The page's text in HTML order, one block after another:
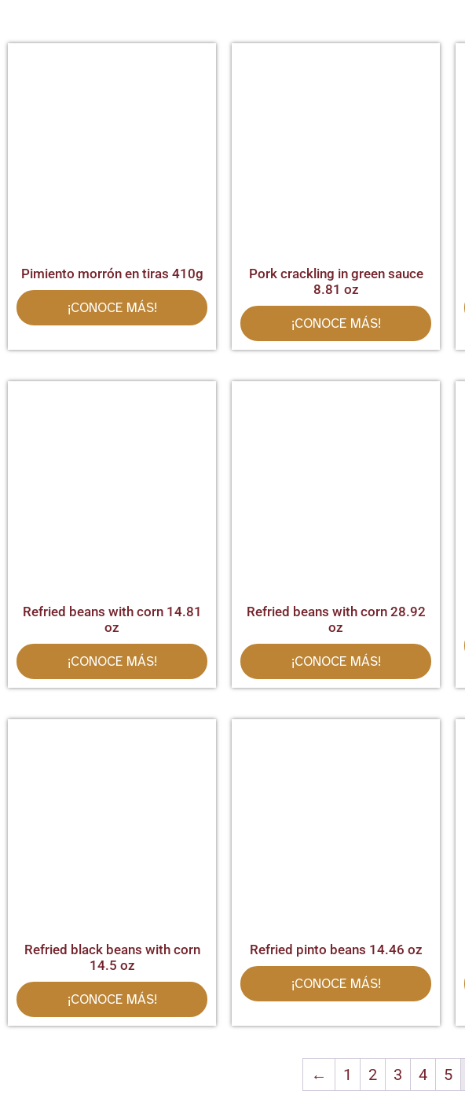
Pimiento morrón en tiras 410g
¡CONOCE MÁS!
Pork crackling in green sauce
8.81 oz
¡CONOCE MÁS!
Refried beans with corn 14.81
oz
¡CONOCE MÁS!
Refried beans with corn 28.92
oz
¡CONOCE MÁS!
Refried black beans with corn
14.5 oz
¡CONOCE MÁS!
Refried pinto beans 14.46 oz
¡CONOCE MÁS!
← 1 2 3 4 5